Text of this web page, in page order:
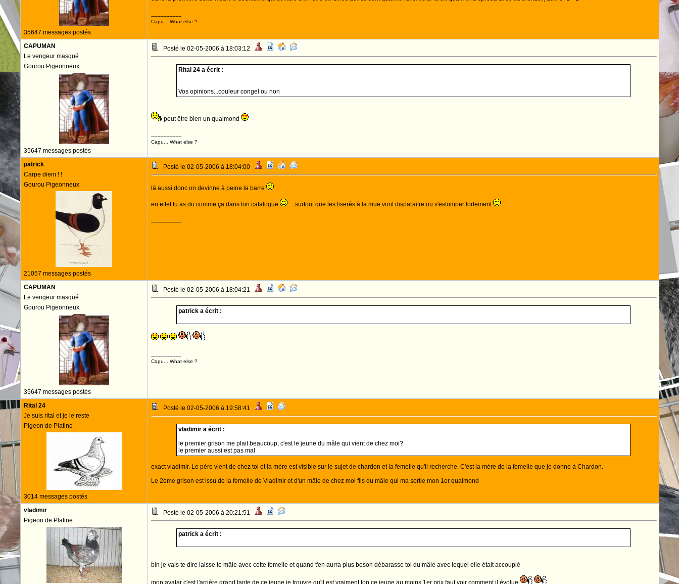
35647 messages postés
--------------------
Capu... What else ?
CAPUMAN
Le vengeur masqué
Gourou Pigeonneux
35647 messages postés
Posté le 02-05-2006 à 18:03:12
Rital 24 a écrit :
Vos opinions...couleur congel ou non
peut être bien un qualmond
--------------------
Capu... What else ?
patrick
Carpe diem ! !
Gourou Pigeonneux
21057 messages postés
Posté le 02-05-2006 à 18:04:00
là aussi donc on devinne à peine la barre
en effet tu as du comme ça dans ton catalogue ... surtout que les liserés à la mue vont disparaitre ou s'estomper fortement
--------------------
CAPUMAN
Le vengeur masqué
Gourou Pigeonneux
35647 messages postés
Posté le 02-05-2006 à 18:04:21
patrick a écrit :
--------------------
Capu... What else ?
Rital 24
Je suis rital et je le reste
Pigeon de Platine
3014 messages postés
Posté le 02-05-2006 à 19:58:41
vladimir a écrit :
le premier grison me plait beaucoup, c'est le jeune du mâle qui vient de chez moi?
le premier aussi est pas mal
exact vladimir. Le père vient de chez toi et la mère est visible sur le sujet de chardon et la femelle qu'il recherche. C'est la mére de la femelle que je donne à Chardon.
Le 2ème grison est issu de la femelle de Vladimir et d'un mâle de chez moi fils du mâle qui ma sortie mon 1er qualmond
vladimir
Pigeon de Platine
Posté le 02-05-2006 à 20:21:51
patrick a écrit :
bin je vais te dire laisse le mâle avec cette femelle et quand t'en aurra plus beson débarasse toi du mâle avec lequel elle était accouplé
mon avatar c'est l'arrière grand tante de ce jeune je trouvre qu'il est vraiment top ce jeune au moins 1er prix faut voir comment il évolue